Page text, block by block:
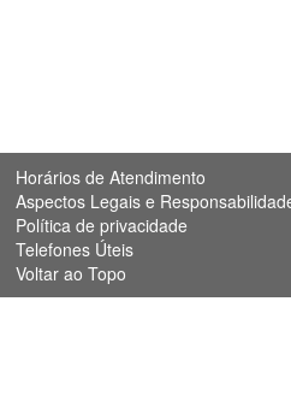
Horários de Atendimento
Aspectos Legais e
Política de privacidade
Telefones Úteis
Voltar ao Topo